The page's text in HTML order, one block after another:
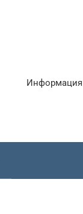
Информация